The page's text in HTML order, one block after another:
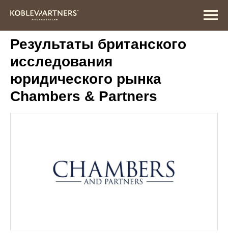
Результаты британского
исследования
юридического рынка
Chambers & Partners